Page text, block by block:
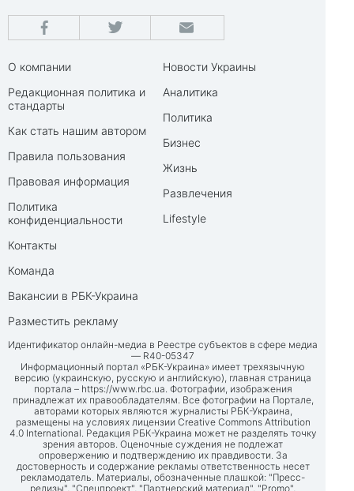
О компании
Редакционная политика и
стандарты
Как стать нашим автором
Правила пользования
Правовая информация
Политика
конфиденциальности
Контакты
Команда
Вакансии в РБК-Украина
Разместить рекламу
Новости Украины
Аналитика
Политика
Бизнес
Жизнь
Развлечения
Lifestyle
Идентификатор онлайн-медиа в Реестре субъектов в сфере медиа
— R40-05347
Информационный портал «РБК-Украина» имеет трехязычную
версию (украинскую, русскую и английскую), главная страница
портала – https://www.rbc.ua. Фотографии, изображения
принадлежат их правообладателям. Все фотографии на Портале,
авторами которых являются журналисты РБК-Украина,
размещены на условиях лицензии Creative Commons Attribution
4.0 International. Редакция РБК-Украина может не разделять точку
зрения авторов. Оценочные суждения не подлежат
опровержению и подтверждению их правдивости. За
достоверность и содержание рекламы ответственность несет
рекламодатель. Материалы, обозначенные плашкой: "Пресс-
релизы", "Спецпроект", "Партнерский материал", "Promo",